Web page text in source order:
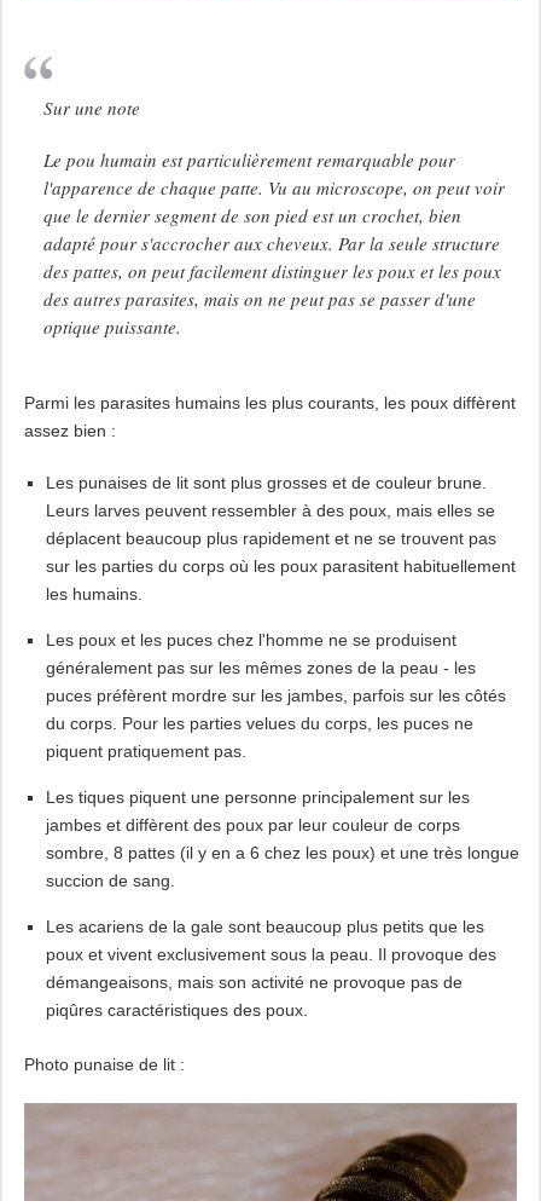
Sur une note
Le pou humain est particulièrement remarquable pour
l'apparence de chaque patte. Vu au microscope, on peut voir
que le dernier segment de son pied est un crochet, bien
adapté pour s'accrocher aux cheveux. Par la seule structure
des pattes, on peut facilement distinguer les poux et les poux
des autres parasites, mais on ne peut pas se passer d'une
optique puissante.
Parmi les parasites humains les plus courants, les poux diffèrent
assez bien :
Les punaises de lit sont plus grosses et de couleur brune.
Leurs larves peuvent ressembler à des poux, mais elles se
déplacent beaucoup plus rapidement et ne se trouvent pas
sur les parties du corps où les poux parasitent habituellement
les humains.
Les poux et les puces chez l'homme ne se produisent
généralement pas sur les mêmes zones de la peau - les
puces préfèrent mordre sur les jambes, parfois sur les côtés
du corps. Pour les parties velues du corps, les puces ne
piquent pratiquement pas.
Les tiques piquent une personne principalement sur les
jambes et diffèrent des poux par leur couleur de corps
sombre, 8 pattes (il y en a 6 chez les poux) et une très longue
succion de sang.
Les acariens de la gale sont beaucoup plus petits que les
poux et vivent exclusivement sous la peau. Il provoque des
démangeaisons, mais son activité ne provoque pas de
piqûres caractéristiques des poux.
Photo punaise de lit :